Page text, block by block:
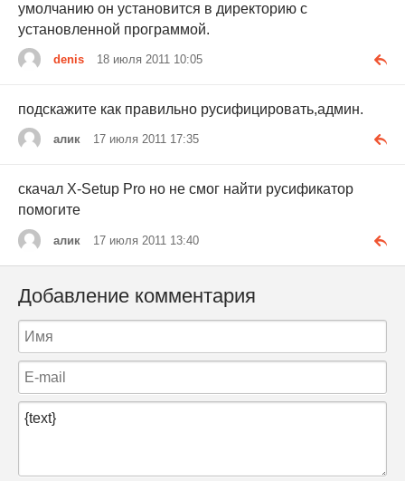
умолчанию он установится в директорию с
установленной программой.
denis 18 июля 2011 10:05
подскажите как правильно русифицировать,админ.
алик 17 июля 2011 17:35
скачал X-Setup Pro но не смог найти русификатор
помогите
алик 17 июля 2011 13:40
Добавление комментария